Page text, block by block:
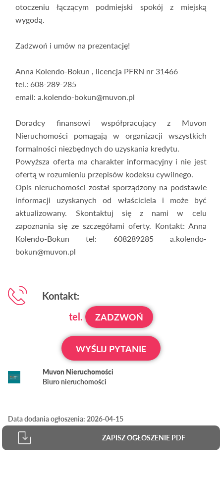
otoczeniu łączącym podmiejski spokój z miejską
wygodą.
Zadzwoń i umów na prezentację!
Anna Kolendo-Bokun , licencja PFRN nr 31466
tel.: 608-289-285
email: a.kolendo-bokun@muvon.pl
Doradcy finansowi współpracujący z Muvon
Nieruchomości pomagają w organizacji wszystkich
formalności niezbędnych do uzyskania kredytu.
Powyższa oferta ma charakter informacyjny i nie jest
ofertą w rozumieniu przepisów kodeksu cywilnego.
Opis nieruchomości został sporządzony na podstawie
informacji uzyskanych od właściciela i może być
aktualizowany. Skontaktuj się z nami w celu
zapoznania się ze szczegółami oferty. Kontakt: Anna
Kolendo-Bokun tel: 608289285 a.kolendo-
bokun@muvon.pl
Kontakt:
tel.
ZADZWOŃ
WYŚLIJ PYTANIE
Muvon Nieruchomości
Biuro nieruchomości
Data dodania ogłoszenia: 2026-04-15
ZAPISZ OGŁOSZENIE PDF